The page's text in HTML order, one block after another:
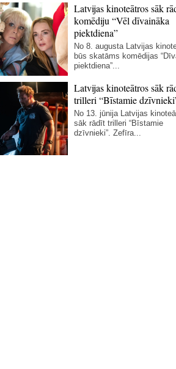
Latvijas kinoteātros sāk
komēdiju “Vēl dīvaināka
piektdiena”
No 8. augusta Latvijas
būs skatāms komēdijas
piektdiena”...
Latvijas kinoteātros sāk
trilleri “Bīstamie
No 13. jūnija Latvijas
sāk rādīt trilleri “Bīstamie
dzīvnieki”. Zefīra...